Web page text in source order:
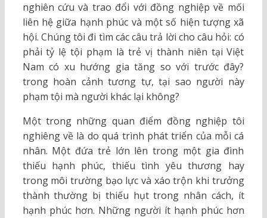
nghiên cứu và trao đổi với đồng nghiệp về mối
liên hệ giữa hạnh phúc và một số hiện tượng xã
hội. Chúng tôi đi tìm các câu trả lời cho câu hỏi: có
phải tỷ lệ tội phạm là trẻ vị thành niên tại Việt
Nam có xu hướng gia tăng so với trước đây?
trong hoàn cảnh tương tự, tại sao người này
phạm tội mà người khác lại không?
Một trong những quan điểm đồng nghiệp tôi
nghiêng về là do quá trình phát triển của mỗi cá
nhân. Một đứa trẻ lớn lên trong một gia đình
thiếu hạnh phúc, thiếu tình yêu thương hay
trong môi trường bạo lực và xáo trộn khi trưởng
thành thường bị thiếu hụt trong nhân cách, ít
hạnh phúc hơn. Những người ít hạnh phúc hơn